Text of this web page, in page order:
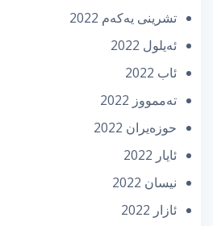
تشرینی یه‌كه‌م 2022
ئه‌یلول 2022
ئاب 2022
تەممووز 2022
حوزه‌یران 2022
ئایار 2022
نیسان 2022
ئازار 2022